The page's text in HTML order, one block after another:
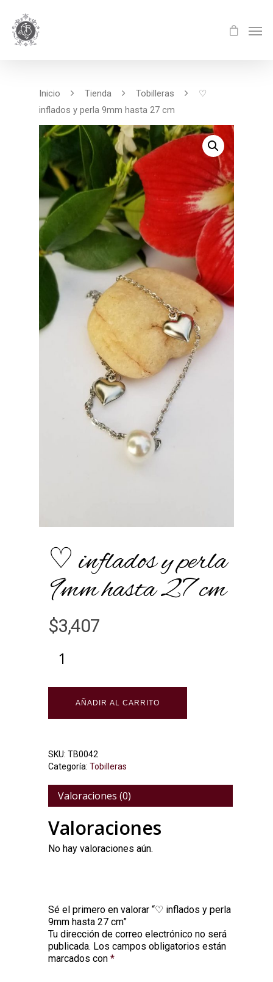
Inicio Tienda Tobilleras
♡
inflados y perla 9mm hasta 27 cm
♡ inflados y perla
9mm hasta 27 cm
$3,407
AÑADIR AL CARRITO
SKU: TB0042
Categoría: Tobilleras
Valoraciones (0)
Valoraciones
No hay valoraciones aún.
Sé el primero en valorar “♡ inflados y perla
9mm hasta 27 cm”
Tu dirección de correo electrónico no será
publicada. Los campos obligatorios están
marcados con *
Alternative: